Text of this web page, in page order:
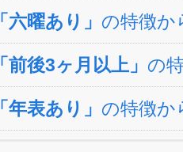
「六曜あり」 の特徴か
「前後3ヶ月以上」 の
「年表あり」 の特徴か